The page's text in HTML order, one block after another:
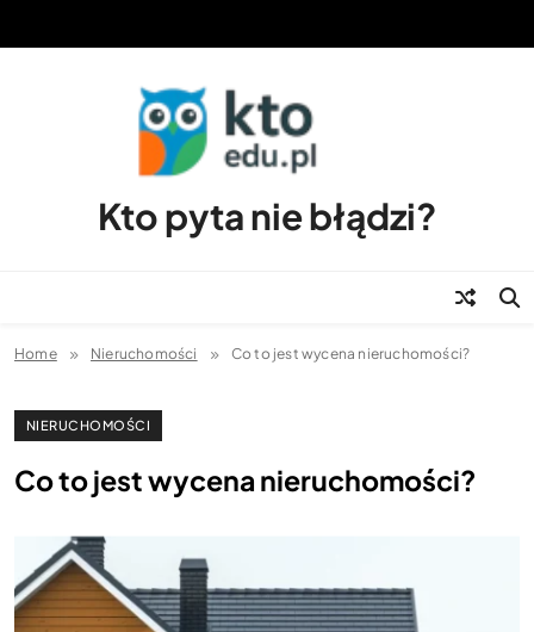
Kto pyta nie błądzi?
Home Nieruchomości Co to jest wycena nieruchomości?
NIERUCHOMOŚCI
Co to jest wycena nieruchomości?